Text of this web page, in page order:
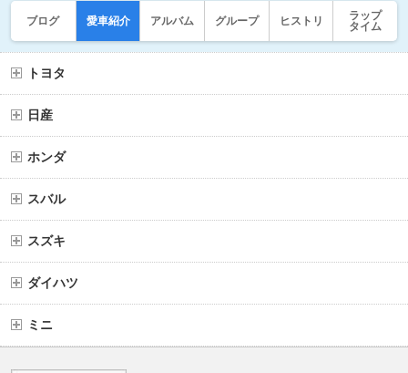
ブログ 愛車紹介 アルバム グループ ヒストリ
ラップ
タイム
トヨタ
日産
ホンダ
スバル
スズキ
ダイハツ
ミニ